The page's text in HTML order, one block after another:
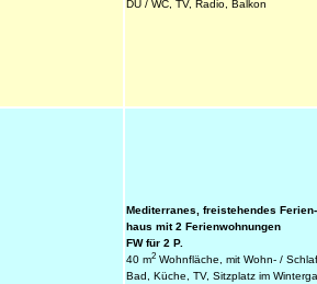
DU / WC, TV, Radio, Balkon
Mediterranes, freistehendes Ferien-
haus mit 2 Ferienwohnungen
FW für 2 P.
40 m2 Wohnfläche, mit Wohn- /
Bad, Küche, TV, Sitzplatz im